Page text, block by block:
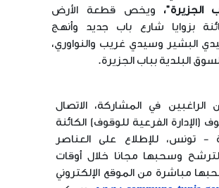
الجزيرة"، ويخص قطعة الأرض
بزوايا شارع باب جديد وأنهج
البشير وسيدي غريب والنواوري،
البلدية بباب الجزيرة.
الراغبين في المشاركة، الاتصال
(الإدارة الفرعية للوقوف) الكائنة
- تونس، للإطلاع على العناصر
وسحبها مجانا خلال أوقات
مباشرة من الموقع الإلكتروني